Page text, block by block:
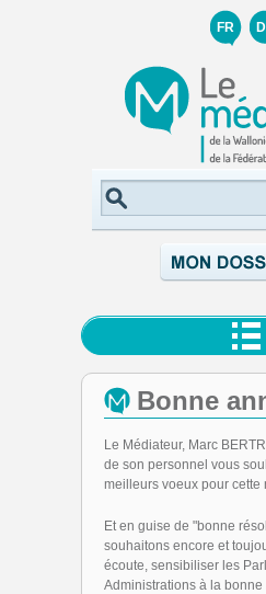
FR
Bonne
Le Médiateur, Marc
de son personnel vous
meilleurs voeux pour cette
Et en guise de "bonne
souhaitons encore et
écoute, sensibiliser les
Administrations à la